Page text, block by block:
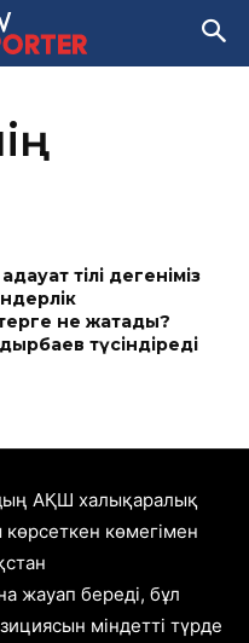
тілі дегеніміз
не жатады?
түсіндіреді
АҚШ халықаралық
көрсеткен көмегімен
жауап береді, бұл
міндетті түрде